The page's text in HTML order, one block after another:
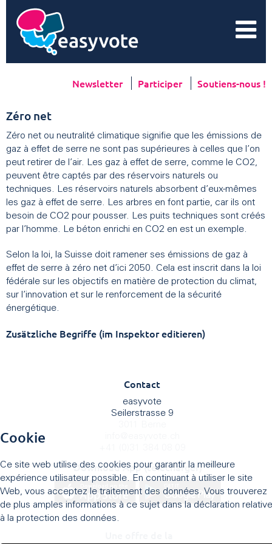
Newsletter Participer Soutiens-nous !
Zéro net
Zéro net ou neutralité climatique signifie que les émissions de
gaz à effet de serre ne sont pas supérieures à celles que l’on
peut retirer de l’air. Les gaz à effet de serre, comme le CO2,
peuvent être captés par des réservoirs naturels ou
techniques. Les réservoirs naturels absorbent d’eux-mêmes
les gaz à effet de serre. Les arbres en font partie, car ils ont
besoin de CO2 pour pousser. Les puits techniques sont créés
par l’homme. Le béton enrichi en CO2 en est un exemple.
Selon la loi, la Suisse doit ramener ses émissions de gaz à
effet de serre à zéro net d’ici 2050. Cela est inscrit dans la loi
fédérale sur les objectifs en matière de protection du climat,
sur l’innovation et sur le renforcement de la sécurité
énergétique.
Zusätzliche Begriffe (im Inspektor editieren)
Contact
easyvote
Seilerstrasse 9
Download App (télécharger)
Cookie
Ce site web utilise des cookies pour garantir la meilleure
expérience utilisateur possible. En continuant à utiliser le site
Web, vous acceptez le traitement des données. Vous trouverez
de plus amples informations à ce sujet dans la déclaration relative
à la protection des données.